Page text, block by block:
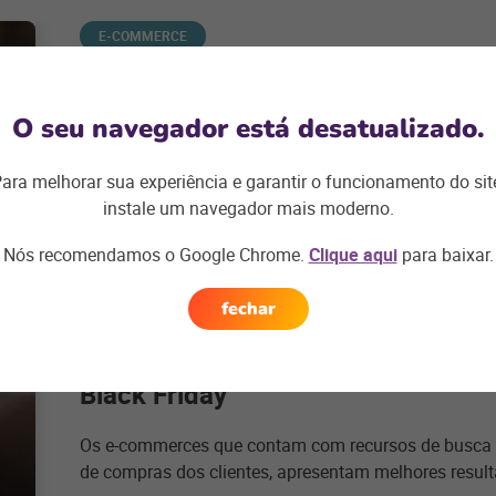
E-COMMERCE
Retail Media: entenda a
as campanhas digitais
A estratégia retail media é a oportunidade de
campanhas de anúncios. Descubra sua importância e
Busca inteligente: o caminho
Black Friday
Os e-commerces que contam com recursos de
de compras dos clientes, apresentam melhores
O seu navegador está desatualizado.
melhorar sua experiência e garantir o funcionamento do
instale um navegador mais moderno.
Nós recomendamos o Google Chrome. Clique aquipara baixar.
fechar